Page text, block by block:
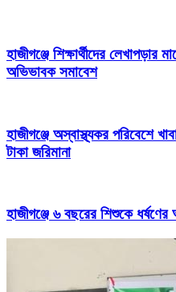
হাজীগঞ্জে শিক্ষার্থীদের
অভিভাবক সমাবেশ
হাজীগঞ্জে অস্বাস্থ্যকর পরিবেশে
টাকা জরিমানা
হাজীগঞ্জে ৬ বছরের শিশুকে